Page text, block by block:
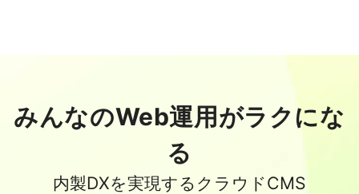
みんなのWeb運用がラクにな
る
内製DXを実現するクラウドCMS